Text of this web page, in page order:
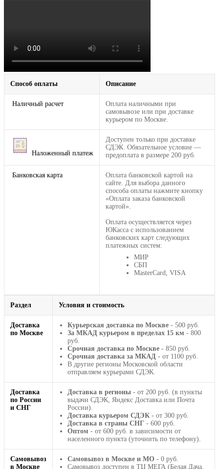
Способ оплаты Описание
Наличный расчет
Оплата наличными при
самовывозе или при доставке
курьером по Москве.
Наложенный платеж
Доступен только при доставке
СДЭК. Обязательное условие —
предоплата в размере 200 руб.
Банковская карта
Оплата банковской картой на
сайте. Для выбора данного
способа оплаты нажмите кнопку
«Оплата заказа банковской
картой».
Оплата осуществляется через
ЮКасса с использованием
банковских карт следующих
платежных систем:
МИР
СБП
MasterCard, VISA
Раздел Условия и стоимость
Доставка
по Москве
Курьерская доставка по Москве - 500 руб.
За МКАД курьером в пределах 15 км - 800
руб.
Срочная доставка по Москве - 850 руб.
Срочная доставка за МКАД - от 1100 руб.
В другие регионы Московской области
отправляем курьерами СДЭК.
Доставка
по России
и СНГ
Доставка в регионы - от 200 руб. (в пункты
выдачи СДЭК, Яндекс Доставка или Почта
России).
Доставка курьером СДЭК - от 300 руб.
Доставка в страны СНГ - 600 руб.
Оптом - от 600 руб. в зависимости от
населенного пункта (уточнить по телефону).
Самовывоз
в Москве
Самовывоз в Москве и МО - 0 руб.
Самовывоз доступен в ТЦ МЕГА (Белая Дача,